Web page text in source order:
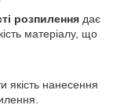
розпилення дає
матеріалу, що
якість нанесення